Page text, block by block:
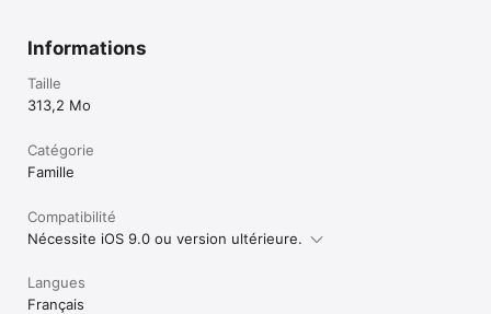
Informations
Taille
313,2 Mo
Catégorie
Famille
Compatibilité
Nécessite iOS 9.0 ou version ultérieure.
Langues
Français